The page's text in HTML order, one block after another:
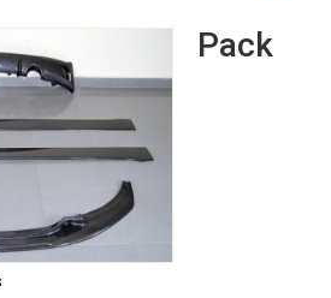
Pack